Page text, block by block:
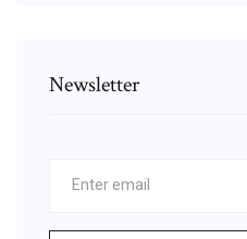
Newsletter